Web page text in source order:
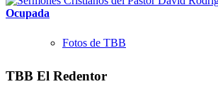
Fotos de TBB
Ocupada
TBB El Redentor